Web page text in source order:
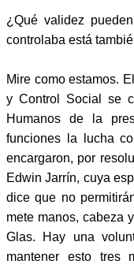
¿Qué validez
controlaba está
Mire como estamos.
y Control Social se
Humanos de la
funciones la lucha
encargaron, por
Edwin Jarrín, cuya
dice que no
mete manos, cabeza
Glas. Hay una
mantener esto tres